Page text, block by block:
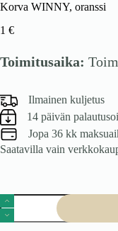
Korva WINNY, oranssi
1 €
Toimitusaika:
Ilmainen kuljetus
14 päivän
Jopa 36 kk
Saatavilla vain
Korva
WINNY,
oranssi